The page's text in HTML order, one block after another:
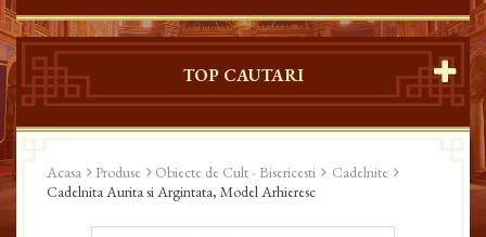
TOP CAUTARI
Acasa Produse Obiecte de Cult - Bisericesti
Cadelnite
Cadelnita Aurita si Argintata, Model Arhieresc